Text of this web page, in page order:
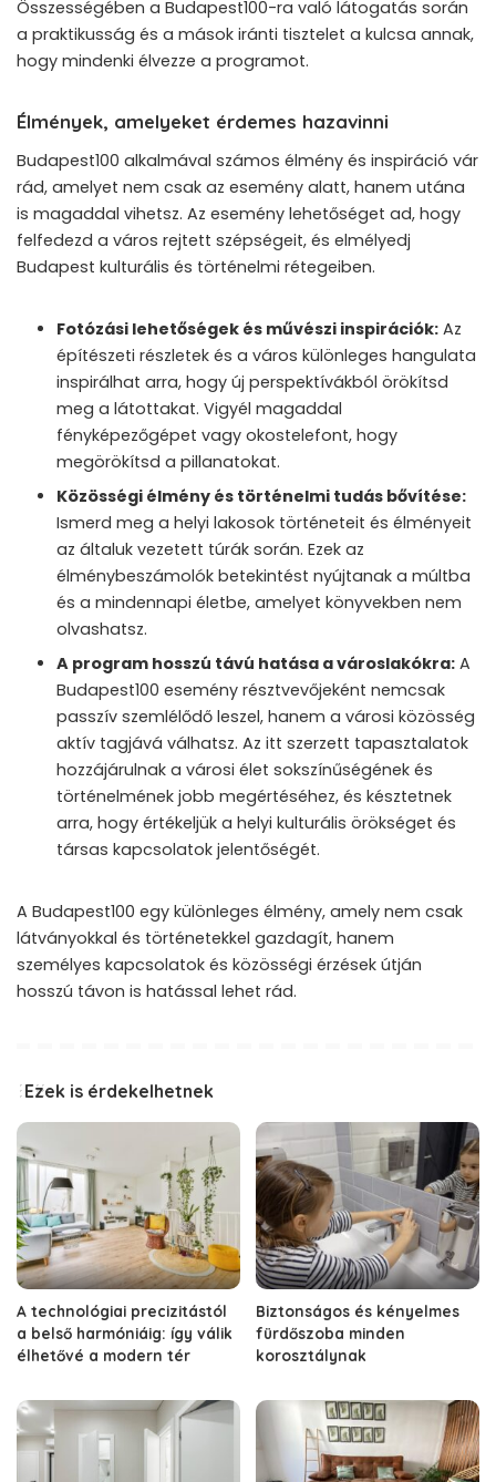
Összességében a Budapest100-ra való látogatás során
a praktikusság és a mások iránti tisztelet a kulcsa annak,
hogy mindenki élvezze a programot.
Élmények, amelyeket érdemes hazavinni
Budapest100 alkalmával számos élmény és inspiráció vár
rád, amelyet nem csak az esemény alatt, hanem utána
is magaddal vihetsz. Az esemény lehetőséget ad, hogy
felfedezd a város rejtett szépségeit, és elmélyedj
Budapest kulturális és történelmi rétegeiben.
Fotózási lehetőségek és művészi inspirációk: Az
építészeti részletek és a város különleges hangulata
inspirálhat arra, hogy új perspektívákból örökítsd
meg a látottakat. Vigyél magaddal
fényképezőgépet vagy okostelefont, hogy
megörökítsd a pillanatokat.
Közösségi élmény és történelmi tudás bővítése:
Ismerd meg a helyi lakosok történeteit és élményeit
az általuk vezetett túrák során. Ezek az
élménybeszámolók betekintést nyújtanak a múltba
és a mindennapi életbe, amelyet könyvekben nem
olvashatsz.
A program hosszú távú hatása a városlakókra: A
Budapest100 esemény résztvevőjeként nemcsak
passzív szemlélődő leszel, hanem a városi közösség
aktív tagjává válhatsz. Az itt szerzett tapasztalatok
hozzájárulnak a városi élet sokszínűségének és
történelmének jobb megértéséhez, és késztetnek
arra, hogy értékeljük a helyi kulturális örökséget és
társas kapcsolatok jelentőségét.
A Budapest100 egy különleges élmény, amely nem csak
látványokkal és történetekkel gazdagít, hanem
személyes kapcsolatok és közösségi érzések útján
hosszú távon is hatással lehet rád.
Ezek is érdekelhetnek
A technológiai precizitástól
a belső harmóniáig: így válik
élhetővé a modern tér
Biztonságos és kényelmes
fürdőszoba minden
korosztálynak